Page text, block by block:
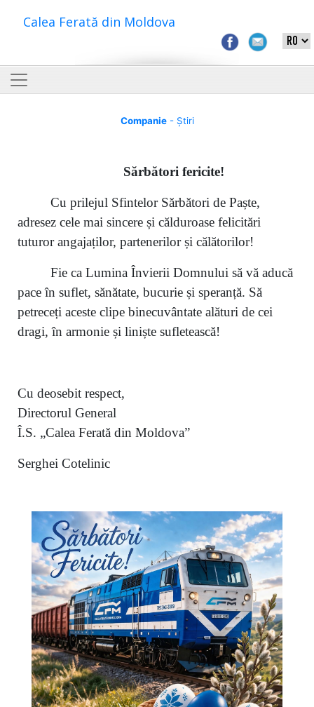
Calea Ferată din Moldova
Companie- Știri
Sărbători fericite!
Cu prilejul Sfintelor Sărbători de Paște,
adresez cele mai sincere și călduroase felicitări
tuturor angajaților, partenerilor și călătorilor!
Fie ca Lumina Învierii Domnului să vă aducă
pace în suflet, sănătate, bucurie și speranță. Să
petreceți aceste clipe binecuvântate alături de cei
dragi, în armonie și liniște sufletească!
Cu deosebit respect,
Directorul General
Î.S. „Calea Ferată din Moldova”
Serghei Cotelinic